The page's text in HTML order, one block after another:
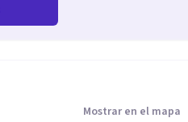
Mostrar en el mapa